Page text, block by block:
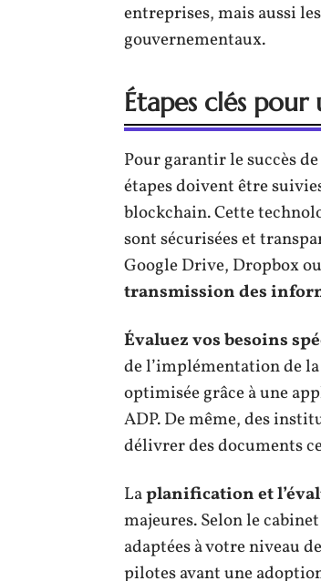
entreprises, mais aussi
gouvernementaux.
Étapes clés
Pour garantir le succès
étapes doivent être
blockchain. Cette
sont sécurisées et
Google Drive, Dropbox
transmission des
Évaluez vos besoins
de l’implémentation de
optimisée grâce à une
ADP. De même, des
délivrer des documents
Laplanification et
majeures. Selon le
adaptées à votre niveau
pilotes avant une